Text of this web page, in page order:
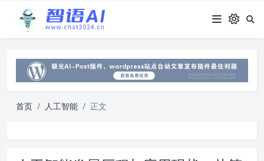
首页 人工智能 正文